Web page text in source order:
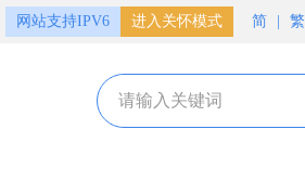
网站支持IPV6 进入关怀模式 简 繁